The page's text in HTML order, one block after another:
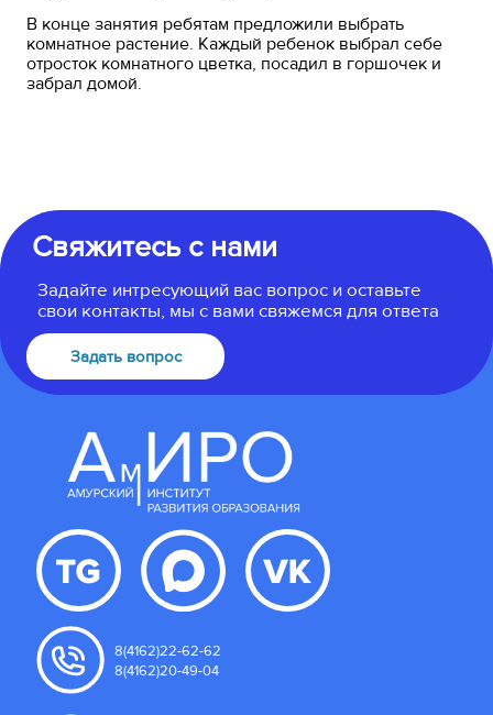
В конце занятия ребятам предложили выбрать
комнатное растение. Каждый ребенок выбрал себе
отросток комнатного цветка, посадил в горшочек и
забрал домой.
Свяжитесь с нами
Задайте интресующий вас вопрос и оставьте
свои контакты, мы с вами свяжемся для ответа
Задать вопрос
8(4162)22-62-62
8(4162)20-49-04